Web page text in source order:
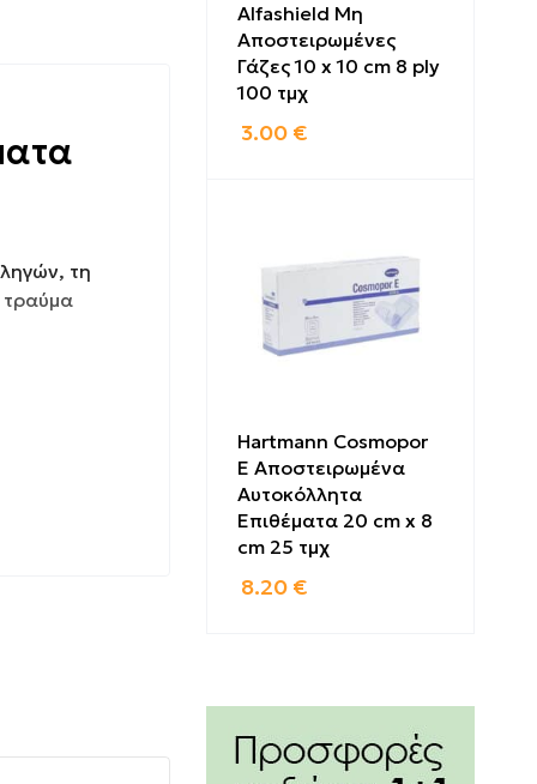
τη
Alfashield Μη
Αποστειρωμένες
Γάζες 10 x 10 cm 8 ply
100 τμχ
3.00 €
Hartmann Cosmopor
E Αποστειρωμένα
Αυτοκόλλητα
Επιθέματα 20 cm x 8
cm 25 τμχ
8.20 €